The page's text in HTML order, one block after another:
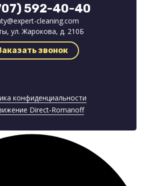
592-40-40
cleaning.com
ул. Жарокова, д. 210Б
звонок
конфиденциальности
Direct‑Romanoff